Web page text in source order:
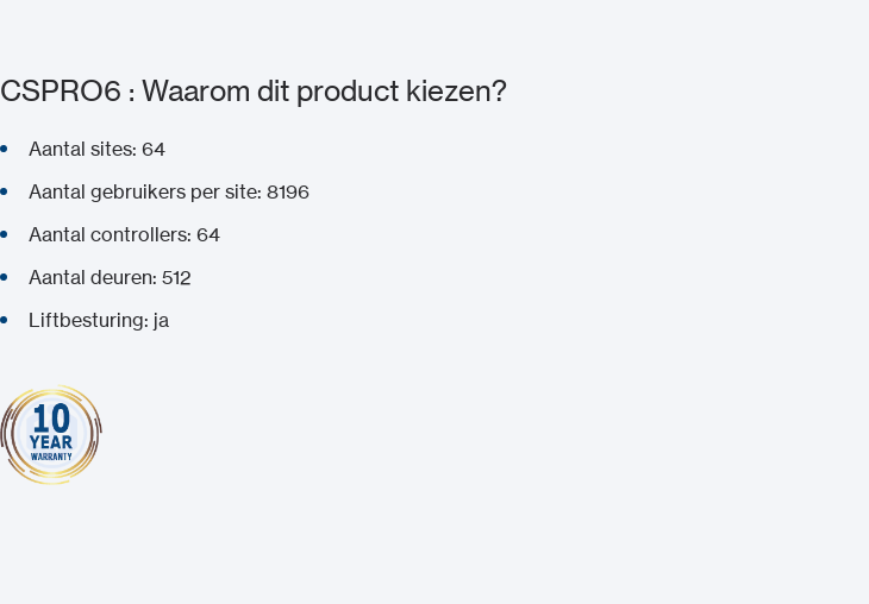
CSPRO6 : Waarom dit product kiezen?
Aantal sites: 64
Aantal gebruikers per site: 8196
Aantal controllers: 64
Aantal deuren: 512
Liftbesturing: ja